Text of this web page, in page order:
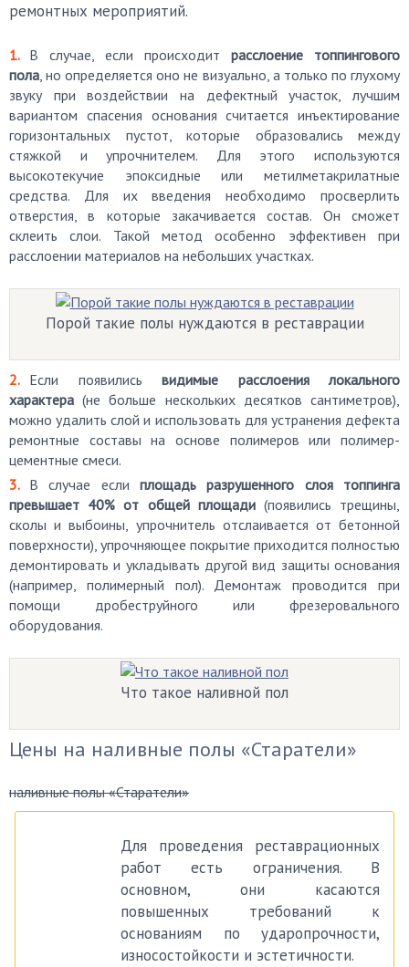
ремонтных мероприятий.
В случае, если происходит расслоение топпингового
пола, но определяется оно не визуально, а только по глухому
звуку при воздействии на дефектный участок, лучшим
вариантом спасения основания считается инъектирование
горизонтальных пустот, которые образовались между
стяжкой и упрочнителем. Для этого используются
высокотекучие эпоксидные или метилметакрилатные
средства. Для их введения необходимо просверлить
отверстия, в которые закачивается состав. Он сможет
склеить слои. Такой метод особенно эффективен при
расслоении материалов на небольших участках.
Порой такие полы нуждаются в реставрации
Если появились видимые расслоения локального
характера (не больше нескольких десятков сантиметров),
можно удалить слой и использовать для устранения дефекта
ремонтные составы на основе полимеров или полимер-
цементные смеси.
В случае если площадь разрушенного слоя топпинга
превышает 40% от общей площади(появились трещины,
сколы и выбоины, упрочнитель отслаивается от бетонной
поверхности), упрочняющее покрытие приходится полностью
демонтировать и укладывать другой вид защиты основания
(например, полимерный пол). Демонтаж проводится при
помощи дробеструйного или фрезеровального
оборудования.
Что такое наливной пол
Цены на наливные полы «Старатели»
наливные полы «Старатели»
Для проведения реставрационных
работ есть ограничения. В
основном, они касаются
повышенных требований к
основаниям по ударопрочности,
износостойкости и эстетичности.